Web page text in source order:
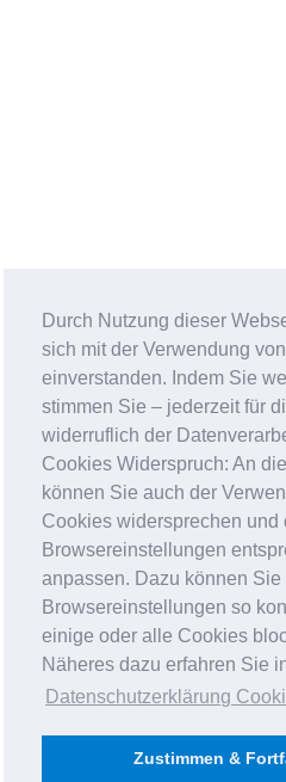
Durch Nutzung dieser
sich mit der Verwendung
einverstanden. Indem Sie
stimmen Sie – jederzeit für
widerruflich der
Cookies Widerspruch: An
können Sie auch der
Cookies widersprechen und
Browsereinstellungen
anpassen. Dazu können Sie
Browsereinstellungen so
einige oder alle Cookies
Näheres dazu erfahren Sie
Datenschutzerklärung
Zustimmen &